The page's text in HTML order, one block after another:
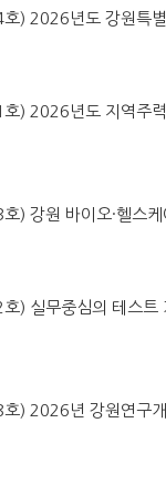
) 2026년도 강원특별
) 2026년도 지역주력
) 강원 바이오·헬스케
) 실무중심의 테스트
) 2026년 강원연구개